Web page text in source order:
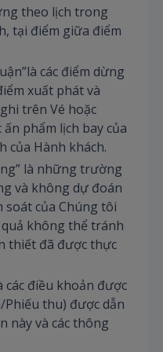
theo lịch trong
tại điểm giữa điểm
các điểm dừng
xuất phát và
trên Vé hoặc
phẩm lịch bay của
của Hành khách.
là những trường
và không dự đoán
soát của Chúng tôi
không thể tránh
thiết đã được thực
các điều khoản được
thu) được dẫn
này và các thông